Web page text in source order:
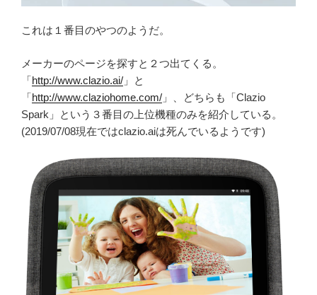
これは１番目のやつのようだ。
メーカーのページを探すと２つ出てくる。
「http://www.clazio.ai/ 」と
「http://www.claziohome.com/ 」、どちらも「Clazio
Spark」という３番目の上位機種のみを紹介している。
(2019/07/08現在ではclazio.aiは死んでいるようです)